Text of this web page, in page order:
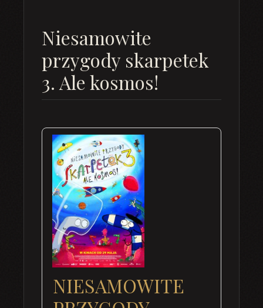
Niesamowite
przygody skarpetek
3. Ale kosmos!
NIESAMOWITE